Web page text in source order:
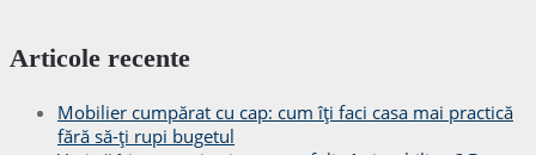
Articole recente
Mobilier cumpărat cu cap: cum îți faci casa mai practică
fără să-ți rupi bugetul